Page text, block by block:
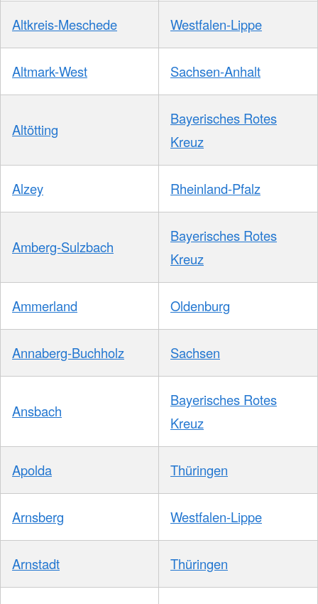
Altkreis-Meschede Westfalen-Lippe
Altmark-West Sachsen-Anhalt
Altötting
Bayerisches Rotes
Kreuz
Alzey Rheinland-Pfalz
Amberg-Sulzbach
Bayerisches Rotes
Kreuz
Ammerland Oldenburg
Annaberg-Buchholz Sachsen
Ansbach
Bayerisches Rotes
Kreuz
Apolda Thüringen
Arnsberg Westfalen-Lippe
Arnstadt Thüringen